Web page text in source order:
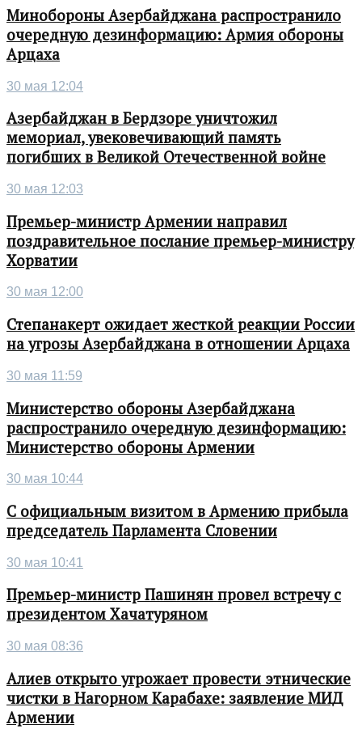
Минобороны Азербайджана распространило
очередную дезинформацию: Армия обороны
Арцаха
30 мая 12:04
Азербайджан в Бердзоре уничтожил
мемориал, увековечивающий память
погибших в Великой Отечественной войне
30 мая 12:03
Премьер-министр Армении направил
поздравительное послание премьер-министру
Хорватии
30 мая 12:00
Степанакерт ожидает жесткой реакции России
на угрозы Азербайджана в отношении Арцаха
30 мая 11:59
Министерство обороны Азербайджана
распространило очередную дезинформацию:
Министерство обороны Армении
30 мая 10:44
С официальным визитом в Армению прибыла
председатель Парламента Словении
30 мая 10:41
Премьер-министр Пашинян провел встречу с
президентом Хачатуряном
30 мая 08:36
Алиев открыто угрожает провести этнические
чистки в Нагорном Карабахе: заявление МИД
Армении